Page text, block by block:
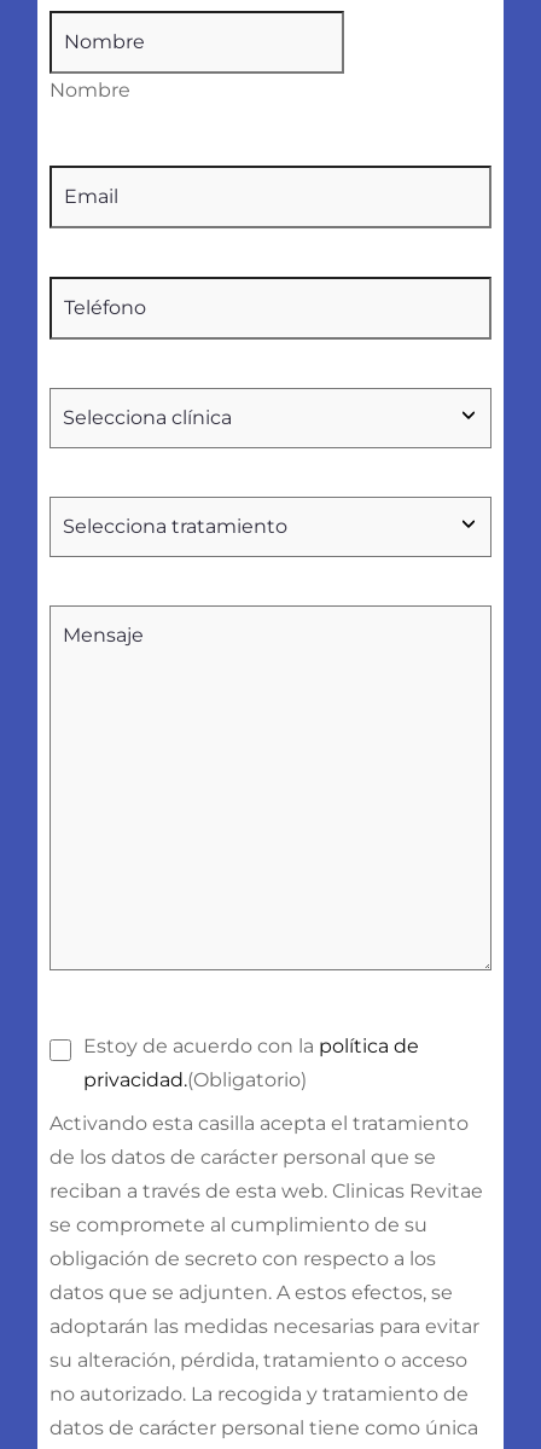
Nombre
Nombre
Consentimiento (Obligatorio)
Estoy de acuerdo con la política de
privacidad.(Obligatorio)
Activando esta casilla acepta el tratamiento
de los datos de carácter personal que se
reciban a través de esta web. Clinicas Revitae
se compromete al cumplimiento de su
obligación de secreto con respecto a los
datos que se adjunten. A estos efectos, se
adoptarán las medidas necesarias para evitar
su alteración, pérdida, tratamiento o acceso
no autorizado. La recogida y tratamiento de
datos de carácter personal tiene como única